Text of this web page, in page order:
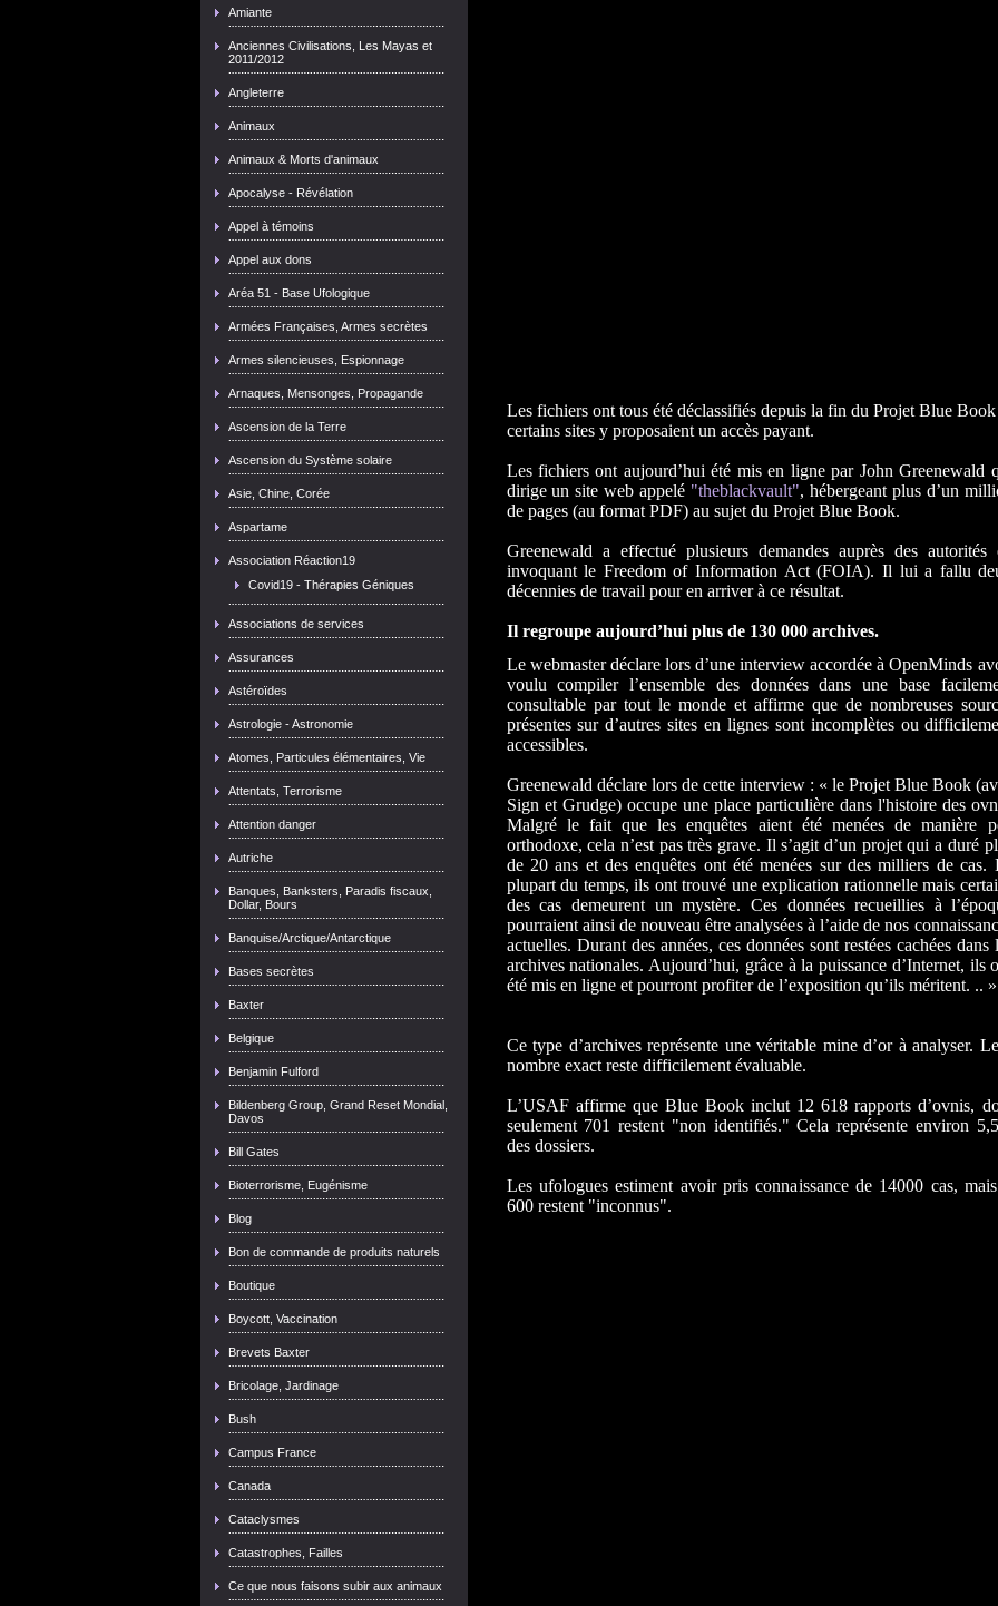
Amiante
Anciennes Civilisations, Les Mayas et
2011/2012
Angleterre
Animaux
Animaux & Morts d'animaux
Apocalyse - Révélation
Appel à témoins
Appel aux dons
Aréa 51 - Base Ufologique
Armées Françaises, Armes secrètes
Armes silencieuses, Espionnage
Arnaques, Mensonges, Propagande
Ascension de la Terre
Ascension du Système solaire
Asie, Chine, Corée
Aspartame
Association Réaction19
Covid19 - Thérapies Géniques
Associations de services
Assurances
Astéroïdes
Astrologie - Astronomie
Atomes, Particules élémentaires, Vie
Attentats, Terrorisme
Attention danger
Autriche
Banques, Banksters, Paradis fiscaux,
Dollar, Bours
Banquise/Arctique/Antarctique
Bases secrètes
Baxter
Belgique
Benjamin Fulford
Bildenberg Group, Grand Reset Mondial,
Davos
Bill Gates
Bioterrorisme, Eugénisme
Blog
Bon de commande de produits naturels
Boutique
Boycott, Vaccination
Brevets Baxter
Bricolage, Jardinage
Bush
Campus France
Canada
Cataclysmes
Catastrophes, Failles
Ce que nous faisons subir aux animaux
Les fichiers ont tous été déclassifiés depuis la fin du Projet Blue
certains sites y proposaient un accès payant.
Les fichiers ont aujourd’hui été mis en ligne par John Greenewald
dirige un site web appelé "theblackvault", hébergeant plus d’un
de pages (au format PDF) au sujet du Projet Blue Book.
Greenewald a effectué plusieurs demandes auprès des autorités
invoquant le Freedom of Information Act (FOIA). Il lui a fallu
décennies de travail pour en arriver à ce résultat.
Il regroupe aujourd’hui plus de 130 000 archives.
Le webmaster déclare lors d’une interview accordée à OpenMinds
voulu compiler l’ensemble des données dans une base
consultable par tout le monde et affirme que de nombreuses
présentes sur d’autres sites en lignes sont incomplètes ou
accessibles.
Greenewald déclare lors de cette interview : « le Projet Blue Book
Sign et Grudge) occupe une place particulière dans l'histoire des
Malgré le fait que les enquêtes aient été menées de manière
orthodoxe, cela n’est pas très grave. Il s’agit d’un projet qui a duré
de 20 ans et des enquêtes ont été menées sur des milliers de cas.
plupart du temps, ils ont trouvé une explication rationnelle mais
des cas demeurent un mystère. Ces données recueillies à
pourraient ainsi de nouveau être analysées à l’aide de nos
actuelles. Durant des années, ces données sont restées cachées dans
archives nationales. Aujourd’hui, grâce à la puissance d’Internet, ils
été mis en ligne et pourront profiter de l’exposition qu’ils méritent. .. »
Ce type d’archives représente une véritable mine d’or à analyser.
nombre exact reste difficilement évaluable.
L’USAF affirme que Blue Book inclut 12 618 rapports d’ovnis,
seulement 701 restent "non identifiés." Cela représente environ
des dossiers.
Les ufologues estiment avoir pris connaissance de 14000 cas,
600 restent "inconnus".